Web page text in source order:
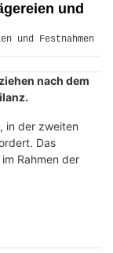
und
nach dem
in der zweiten
Das
Rahmen der